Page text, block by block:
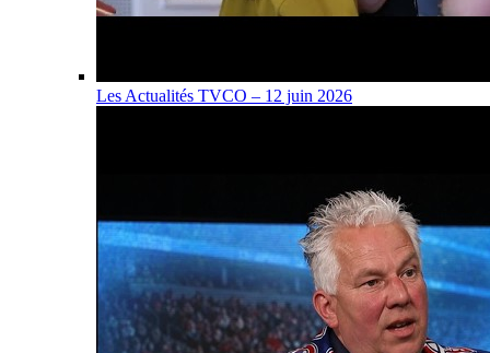
Les Actualités TVCO – 12 juin 2026